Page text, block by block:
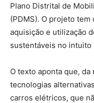
Plano Distrital de
(PDMS). O projeto
aquisição e utilização
sustentáveis no intuito
O texto aponta que,
tecnologias
carros elétricos, que